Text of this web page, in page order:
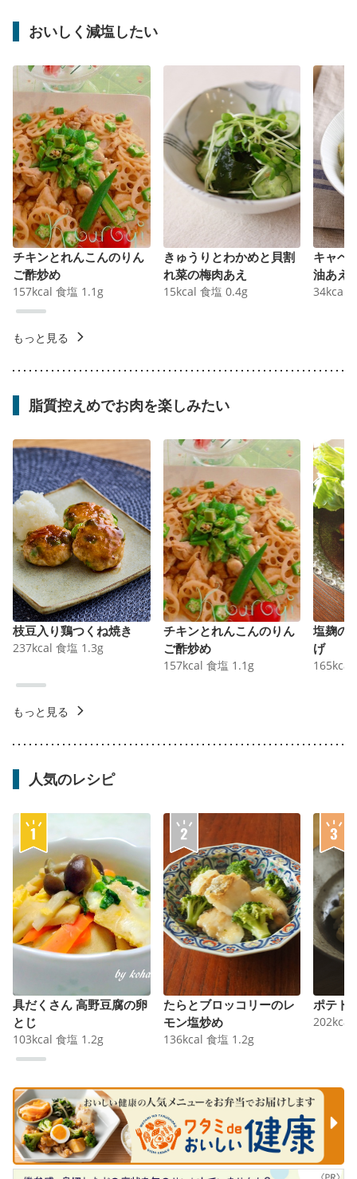
おいしく減塩したい
チキンとれんこんのりん
ご酢炒め
157kcal 食塩 1.1 g
きゅうりとわかめと貝割
れ菜の梅肉あえ
15kcal 食塩 0.4g
キャベ
油あえ
34kcal
もっと見る
脂質控えめでお肉を楽しみたい
枝豆入り鶏つくね焼き
237kcal 食塩 1.3g
チキンとれんこんのりん
ご酢炒め
157kcal 食塩 1.1 g
塩麹の
げ
165kcal
もっと見る
人気のレシピ
具だくさん 高野豆腐の卵
とじ
103kcal 食塩 1.2g
たらとブロッコリーのレ
モン塩炒め
136kcal 食塩 1.2g
ポテト
202kcal